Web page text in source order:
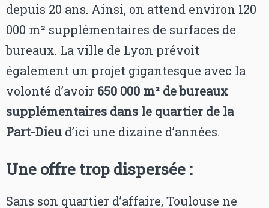
depuis 20 ans. Ainsi, on attend environ 120
000 m² supplémentaires de surfaces de
bureaux. La ville de Lyon prévoit
également un projet gigantesque avec la
volonté d’avoir 650 000 m² de bureaux
supplémentaires dans le quartier de la
Part-Dieu d’ici une dizaine d’années.
Une offre trop dispersée :
Sans son quartier d’affaire, Toulouse ne